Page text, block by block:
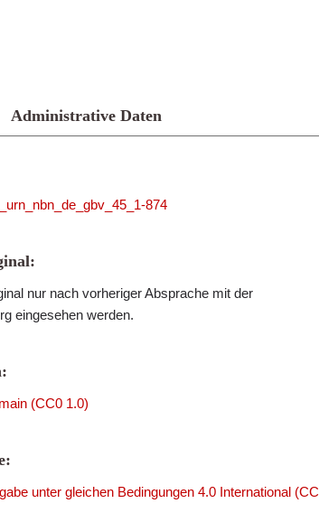
Administrative Daten
874
nur nach vorheriger Absprache mit der
eingesehen werden.
(CC0 1.0)
unter gleichen Bedingungen 4.0 International (CC